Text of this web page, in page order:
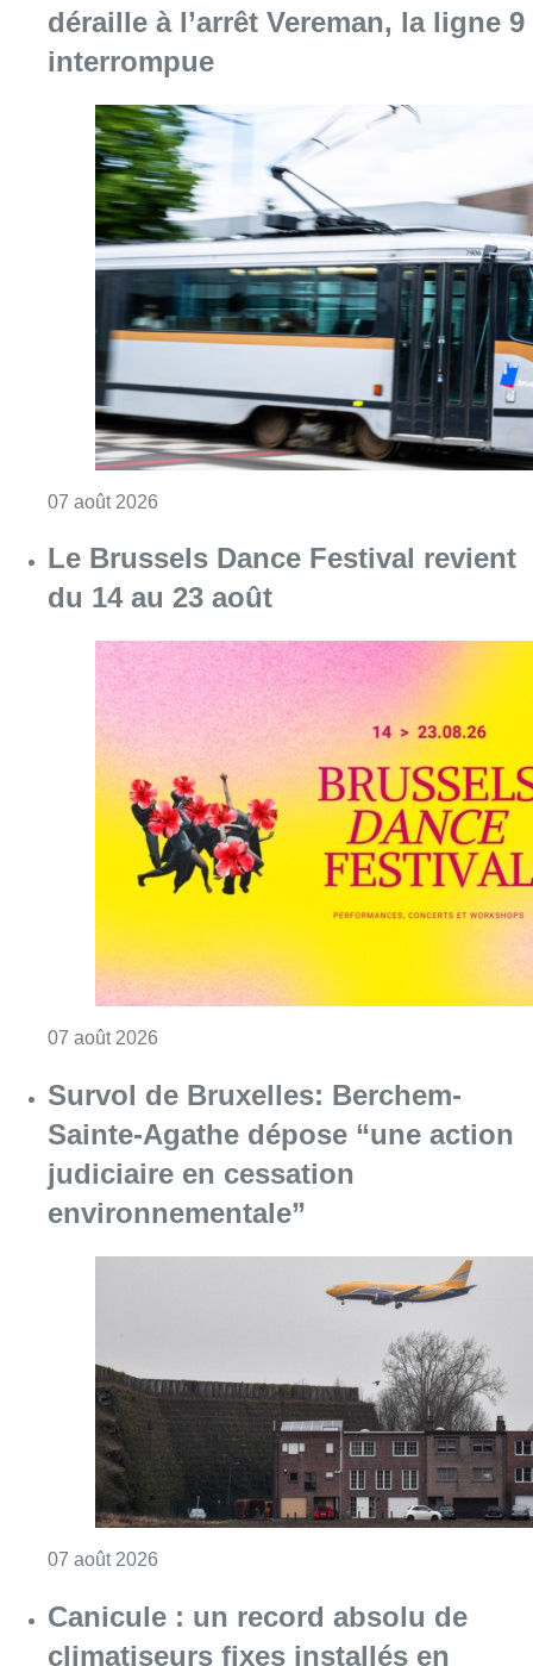
déraille à l’arrêt Vereman, la ligne 9
interrompue
07 août 2026
Le Brussels Dance Festival revient
du 14 au 23 août
07 août 2026
Survol de Bruxelles: Berchem-
Sainte-Agathe dépose “une action
judiciaire en cessation
environnementale”
07 août 2026
Canicule : un record absolu de
climatiseurs fixes installés en